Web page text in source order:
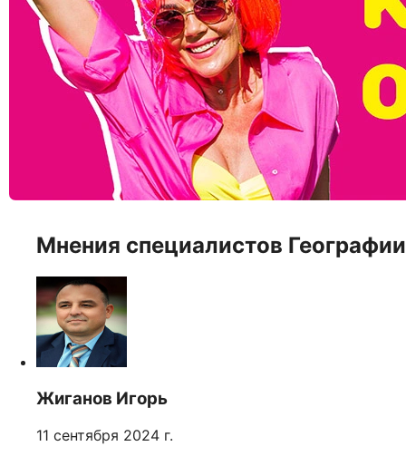
Мнения специалистов Географии
Жиганов Игорь
11 сентября 2024 г.